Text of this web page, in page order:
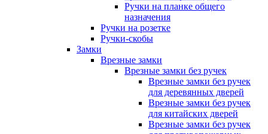
Ручки на планке общего
назначения
Ручки на розетке
Ручки-скобы
Замки
Врезные замки
Врезные замки без ручек
Врезные замки без ручек
для деревянных дверей
Врезные замки без ручек
для китайских дверей
Врезные замки без ручек